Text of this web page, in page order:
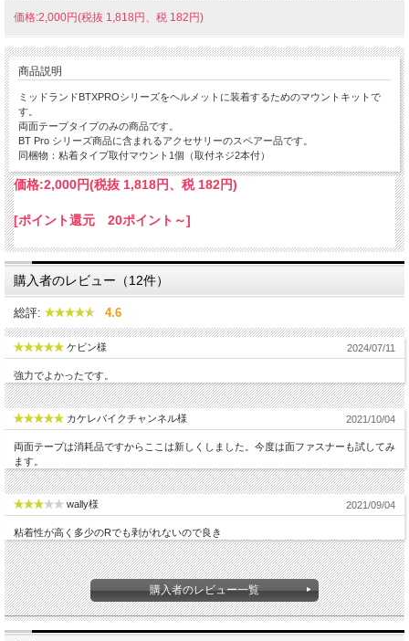
価格:2,000円(税抜 1,818円、税 182円)
商品説明
ミッドランドBTXPROシリーズをヘルメットに装着するためのマウントキットで
す。
両面テープタイプのみの商品です。
BT Pro シリーズ商品に含まれるアクセサリーのスペアー品です。
同梱物：粘着タイプ取付マウント1個（取付ネジ2本付）
価格:2,000円(税抜 1,818円、税 182円)
[ポイント還元 20ポイント～]
購入者のレビュー（12件）
総評: 4.6
ケビン様 2024/07/11
強力でよかったです。
カケレバイクチャンネル様 2021/10/04
両面テープは消耗品ですからここは新しくしました。今度は面ファスナーも試してみ
ます。
wally様 2021/09/04
粘着性が高く多少のRでも剥がれないので良き
購入者のレビュー一覧